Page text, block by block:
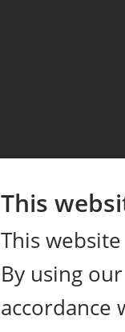
This
This
By using
accordance